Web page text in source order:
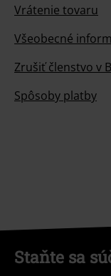
Vrátenie tovaru
Všeobecné
Zrušiť členstvo v
Spôsoby platby
Staňte sa